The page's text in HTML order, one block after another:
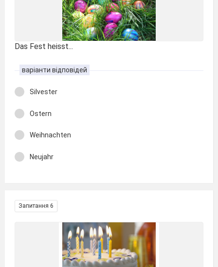
Das Fest heisst...
варіанти відповідей
Silvester
Ostern
Weihnachten
Neujahr
Запитання 6